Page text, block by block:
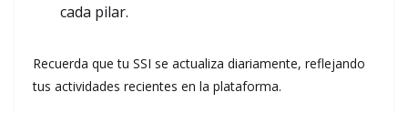
cada pilar.
Recuerda que tu SSI se actualiza diariamente, reflejando
tus actividades recientes en la plataforma.